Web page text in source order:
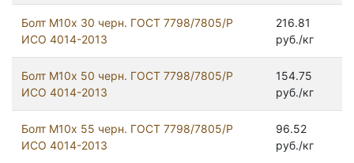
Болт М10х 30 черн. ГОСТ 7798/7805/Р
ИСО 4014-2013
216.81
руб./кг
Болт М10х 50 черн. ГОСТ 7798/7805/Р
ИСО 4014-2013
154.75
руб./кг
Болт М10х 55 черн. ГОСТ 7798/7805/Р
ИСО 4014-2013
96.52
руб./кг